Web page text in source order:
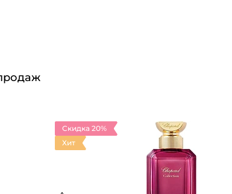
Скидка 20%
Хит